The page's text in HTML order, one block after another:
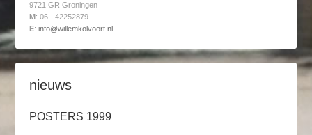
9721 GR Groningen
M : 06 - 42252879
E:info@willemkolvoort.nl
nieuws
POSTERS 1999